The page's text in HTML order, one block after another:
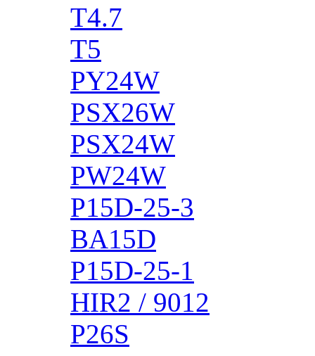
T4.7
T5
PY24W
PSX26W
PSX24W
PW24W
P15D-25-3
BA15D
P15D-25-1
HIR2 / 9012
P26S